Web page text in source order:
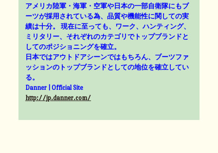
アメリカ陸軍・海軍・空軍や日本の一部自衛隊にもブ
ーツが採用されている為、品質や機能性に関しての実
績は十分。 現在に至っても、ワーク、ハンティング、
ミリタリー、それぞれのカテゴリでトップブランドと
してのポジショニングを確立。
日本ではアウトドアシーンではもちろん、ブーツファ
ッションのトップブランドとしての地位を確立してい
る。
Danner | Official Site
http://jp.danner.com/